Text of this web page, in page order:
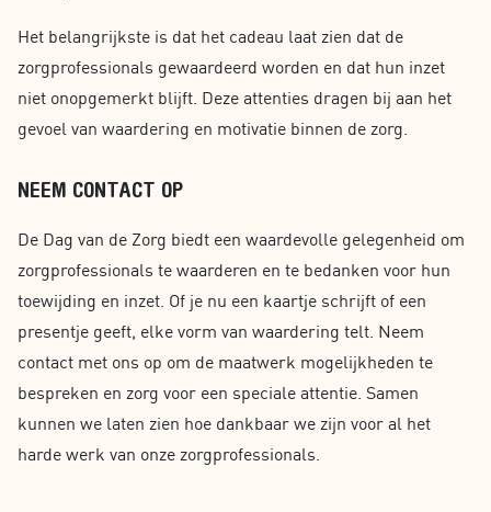
Het belangrijkste is dat het cadeau laat zien dat de
zorgprofessionals gewaardeerd worden en dat hun inzet
niet onopgemerkt blijft. Deze attenties dragen bij aan het
gevoel van waardering en motivatie binnen de zorg.
NEEM CONTACT OP
De Dag van de Zorg biedt een waardevolle gelegenheid om
zorgprofessionals te waarderen en te bedanken voor hun
toewijding en inzet. Of je nu een kaartje schrijft of een
presentje geeft, elke vorm van waardering telt. Neem
contact met ons op om de maatwerk mogelijkheden te
bespreken en zorg voor een speciale attentie. Samen
kunnen we laten zien hoe dankbaar we zijn voor al het
harde werk van onze zorgprofessionals.